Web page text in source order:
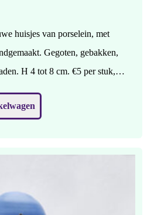
huisjes van porselein, met
stuk,